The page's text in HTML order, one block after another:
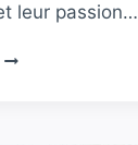
leur passion…